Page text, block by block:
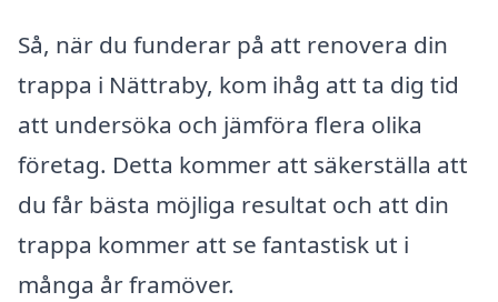
Så, när du funderar på att renovera din
trappa i Nättraby, kom ihåg att ta dig tid
att undersöka och jämföra flera olika
företag. Detta kommer att säkerställa att
du får bästa möjliga resultat och att din
trappa kommer att se fantastisk ut i
många år framöver.